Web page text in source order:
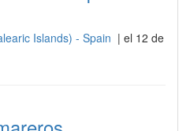
Islands) - Spain | el 12 de